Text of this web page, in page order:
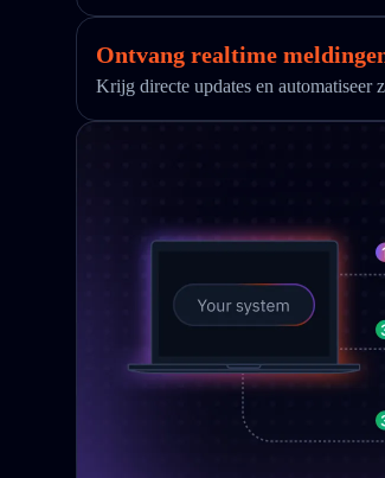
Ontvang realtime
Krijg directe updates en